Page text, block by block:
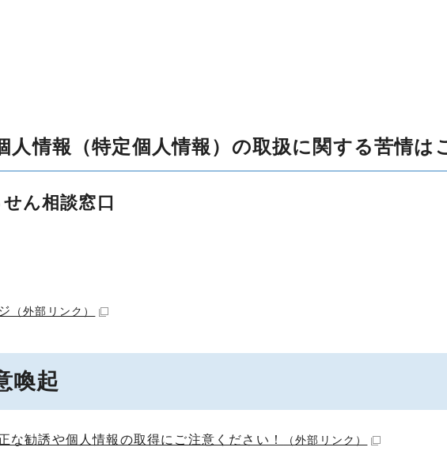
人情報（特定個人情報）の取扱に関する苦情は
ん相談窓口
（外部リンク）
喚起
な勧誘や個人情報の取得にご注意ください！ （外部リンク）